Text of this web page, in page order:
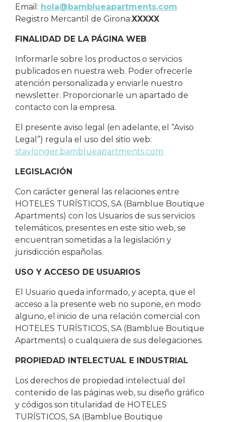
Email: hola@bamblueapartments.com
Registro Mercantil de Girona:XXXXX
FINALIDAD DE LA PÁGINA WEB
Informarle sobre los productos o servicios
publicados en nuestra web. Poder ofrecerle
atención personalizada y enviarle nuestro
newsletter. Proporcionarle un apartado de
contacto con la empresa.
El presente aviso legal (en adelante, el “Aviso
Legal”) regula el uso del sitio web:
staylonger.bamblueapartments.com
LEGISLACIÓN
Con carácter general las relaciones entre
HOTELES TURÍSTICOS, SA (Bamblue Boutique
Apartments) con los Usuarios de sus servicios
telemáticos, presentes en este sitio web, se
encuentran sometidas a la legislación y
jurisdicción españolas.
USO Y ACCESO DE USUARIOS
El Usuario queda informado, y acepta, que el
acceso a la presente web no supone, en modo
alguno, el inicio de una relación comercial con
HOTELES TURÍSTICOS, SA (Bamblue Boutique
Apartments) o cualquiera de sus delegaciones.
PROPIEDAD INTELECTUAL E INDUSTRIAL
Los derechos de propiedad intelectual del
contenido de las páginas web, su diseño gráfico
y códigos son titularidad de HOTELES
TURÍSTICOS, SA (Bamblue Boutique